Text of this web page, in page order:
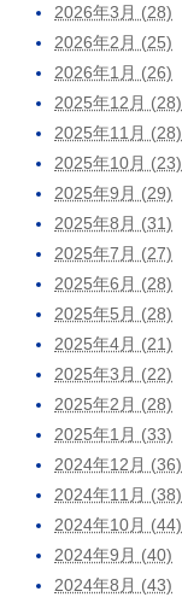
2026年3月 (28)
2026年2月 (25)
2026年1月 (26)
2025年12月 (28)
2025年11月 (28)
2025年10月 (23)
2025年9月 (29)
2025年8月 (31)
2025年7月 (27)
2025年6月 (28)
2025年5月 (28)
2025年4月 (21)
2025年3月 (22)
2025年2月 (28)
2025年1月 (33)
2024年12月 (36)
2024年11月 (38)
2024年10月 (44)
2024年9月 (40)
2024年8月 (43)